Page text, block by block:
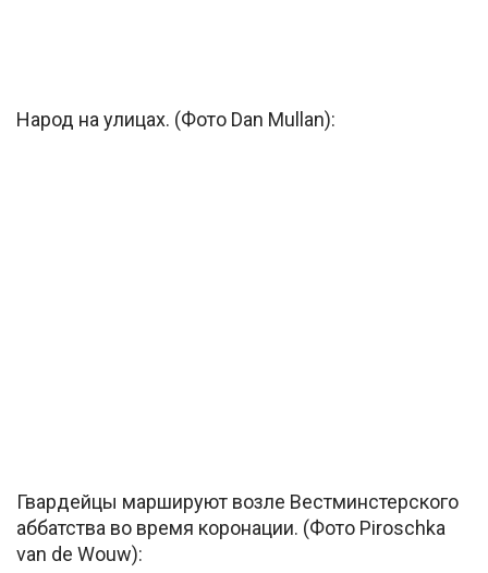
Народ на улицах. (Фото Dan Mullan):
Гвардейцы маршируют возле Вестминстерского
аббатства во время коронации. (Фото Piroschka
van de Wouw):